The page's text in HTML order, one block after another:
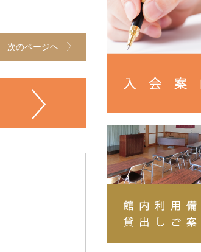
次のページヘ